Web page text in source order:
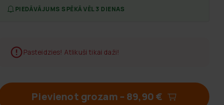
PIEDĀVĀJUMS SPĒKĀ VĒL 3 DIENAS
Pasteidzies! Atlikuši tikai daži!
Pievienot grozam – 89,90 €